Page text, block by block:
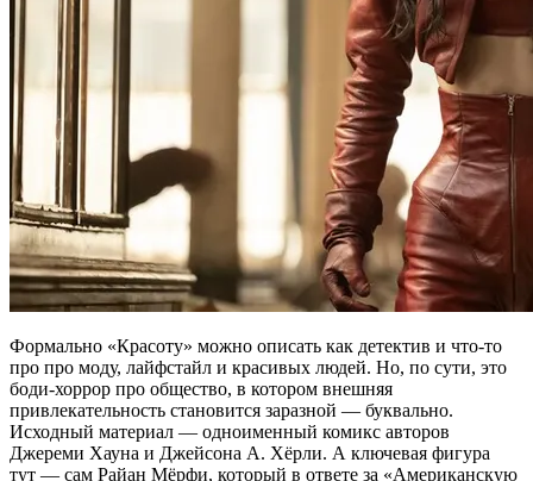
Формально «Красоту» можно описать как детектив и что-то
про про моду, лайфстайл и красивых людей. Но, по сути, это
боди-хоррор про общество, в котором внешняя
привлекательность становится заразной — буквально.
Исходный материал — одноименный комикс авторов
Джереми Хауна и Джейсона А. Хёрли. А ключевая фигура
тут — сам Райан Мёрфи, который в ответе за «Американскую